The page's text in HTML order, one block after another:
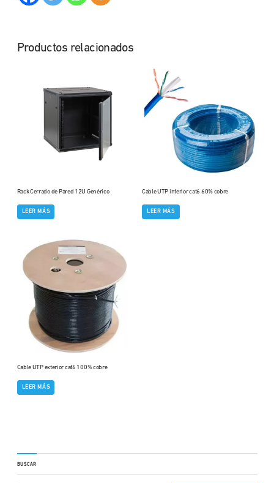
Productos relacionados
Rack Cerrado de Pared 12U Genérico
LEER MÁS
Cable UTP interior cat6 60% cobre
LEER MÁS
Cable UTP exterior cat6 100% cobre
LEER MÁS
BUSCAR